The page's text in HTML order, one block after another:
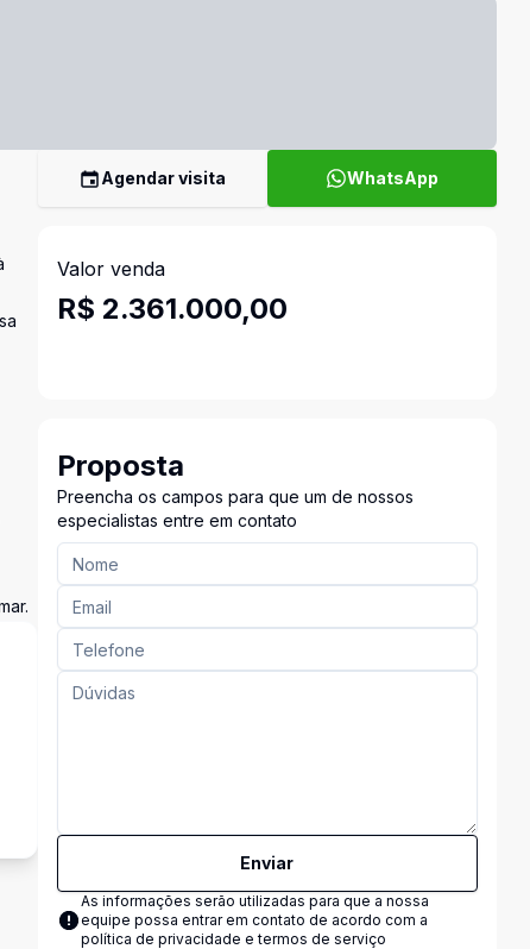
Agendar visita WhatsApp
Valor venda
R$ 2.361.000,00
Proposta
Preencha os campos para que um de nossos
especialistas entre em contato
Enviar
As informações serão utilizadas para que a nossa
equipe possa entrar em contato de acordo com a
política de privacidade e termos de serviço